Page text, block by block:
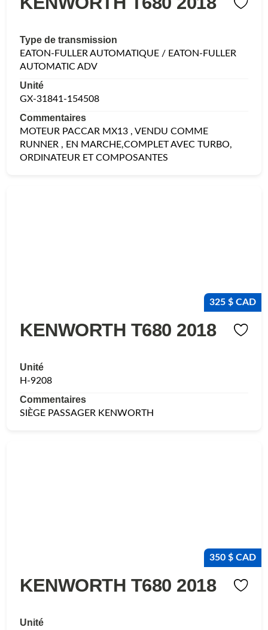
Type de transmission
EATON-FULLER AUTOMATIQUE / EATON-FULLER
AUTOMATIC ADV
Unité
GX-31841-154508
Commentaires
MOTEUR PACCAR MX13 , VENDU COMME
RUNNER , EN MARCHE,COMPLET AVEC TURBO,
ORDINATEUR ET COMPOSANTES
325 $ CAD
KENWORTH T680 2018
Unité
H-9208
Commentaires
SIÈGE PASSAGER KENWORTH
350 $ CAD
KENWORTH T680 2018
Unité